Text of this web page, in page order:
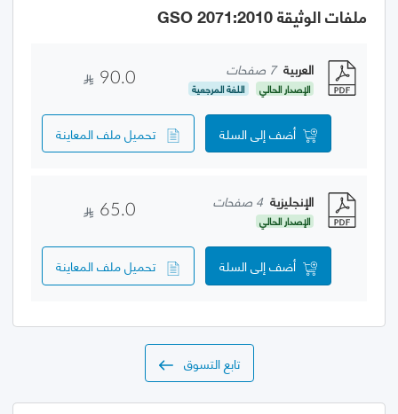
ملفات الوثيقة GSO 2071:2010
العربية 7 صفحات
الإصدار الحالي اللغة المرجعية
90.0
أضف إلى السلة تحميل ملف المعاينة
الإنجليزية 4 صفحات
الإصدار الحالي
65.0
أضف إلى السلة تحميل ملف المعاينة
تابع التسوق